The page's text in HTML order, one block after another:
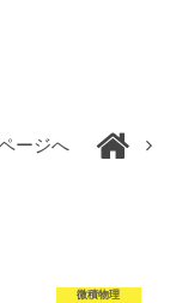
ージへ
微積物理